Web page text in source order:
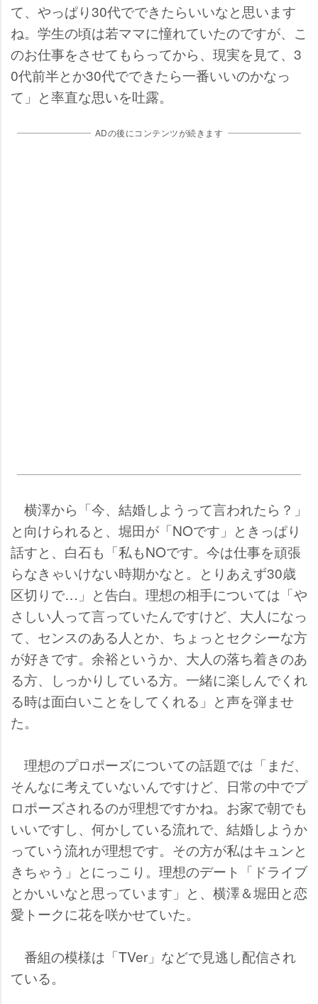
て、やっぱり30代でできたらいいなと思います
ね。学生の頃は若ママに憧れていたのですが、こ
のお仕事をさせてもらってから、現実を見て、3
0代前半とか30代でできたら一番いいのかなっ
て」と率直な思いを吐露。
ADの後にコンテンツが続きます
横澤から「今、結婚しようって言われたら？」
と向けられると、堀田が「NOです」ときっぱり
話すと、白石も「私もNOです。今は仕事を頑張
らなきゃいけない時期かなと。とりあえず30歳
区切りで…」と告白。理想の相手については「
さしい人って言っていたんですけど、大人になっ
て、センスのある人とか、ちょっとセクシーな方
が好きです。余裕というか、大人の落ち着きのあ
る方、しっかりしている方。一緒に楽しんでくれ
る時は面白いことをしてくれる」と声を弾ませ
た。
理想のプロポーズについての話題では「まだ、
そんなに考えていないんですけど、日常の中でプ
ロポーズされるのが理想ですかね。お家で朝でも
いいですし、何かしている流れで、結婚しようか
っていう流れが理想です。その方が私はキュンと
きちゃう」とにっこり。理想のデート「ドライブ
とかいいなと思っています」と、横澤＆堀田と恋
愛トークに花を咲かせていた。
番組の模様は「TVer」などで見逃し配信され
ている。